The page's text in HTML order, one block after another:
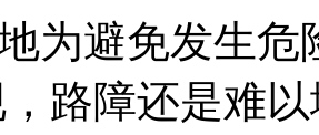
为避免发生
路障还是难